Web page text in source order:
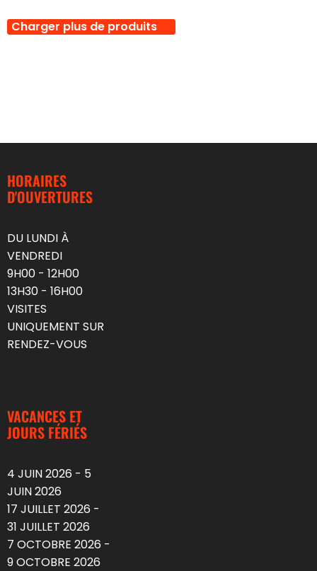
Charger plus de produits
HORAIRES
D'OUVERTURES
DU LUNDI À
VENDREDI
9H00 - 12H00
13H30 - 16H00
VISITES
UNIQUEMENT SUR
RENDEZ-VOUS
VACANCES ET
JOURS FÉRIÉS
4 JUIN 2026 - 5
JUIN 2026
17 JUILLET 2026 -
31 JUILLET 2026
7 OCTOBRE 2026 -
9 OCTOBRE 2026